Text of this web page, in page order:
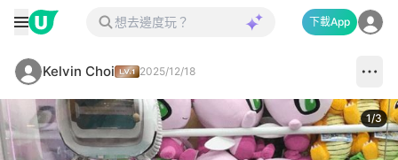
下載App
Kelvin Choi 2025/12/18
1/3